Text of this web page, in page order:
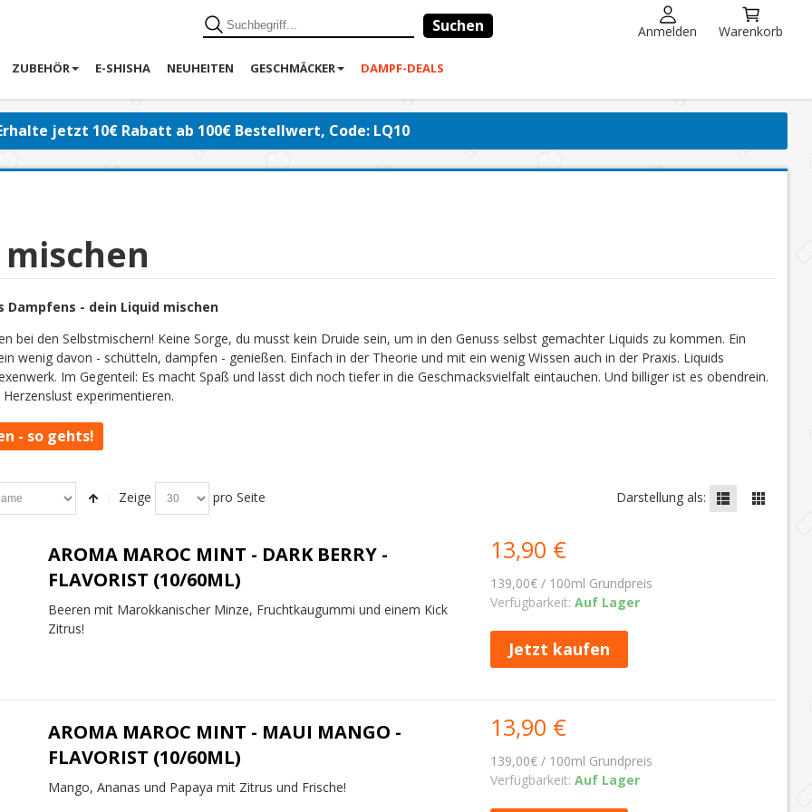
Suchen Anmelden Warenkorb
ZUBEHÖR E-SHISHA NEUHEITEN GESCHMÄCKER DAMPF-DEALS
jetzt 10€ Rabatt ab 100€ Bestellwert, Code: LQ10
Dampfens - dein Liquid mischen
bei den Selbstmischern! Keine Sorge, du musst kein Druide sein, um in den Genuss selbst gemachter Liquids zu kommen. Ein
wenig davon - schütteln, dampfen - genießen. Einfach in der Theorie und mit ein wenig Wissen auch in der Praxis. Liquids
Im Gegenteil: Es macht Spaß und lässt dich noch tiefer in die Geschmacksvielfalt eintauchen. Und billiger ist es obendrein.
experimentieren.
- so gehts!
Zeige pro Seite Darstellung als:
AROMA MAROC MINT - DARK BERRY -
FLAVORIST (10/60ML)
Beeren mit Marokkanischer Minze, Fruchtkaugummi und einem Kick
Zitrus!
13,90 €
139,00€ / 100ml Grundpreis
Verfügbarkeit: Auf Lager
Jetzt kaufen
AROMA MAROC MINT - MAUI MANGO -
FLAVORIST (10/60ML)
Mango, Ananas und Papaya mit Zitrus und Frische!
13,90 €
139,00€ / 100ml Grundpreis
Verfügbarkeit: Auf Lager